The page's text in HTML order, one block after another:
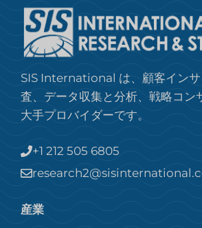
SIS International は、顧客インサ
査、データ収集と分析、戦略コン
大手プロバイダーです。
+1 212 505 6805
産業